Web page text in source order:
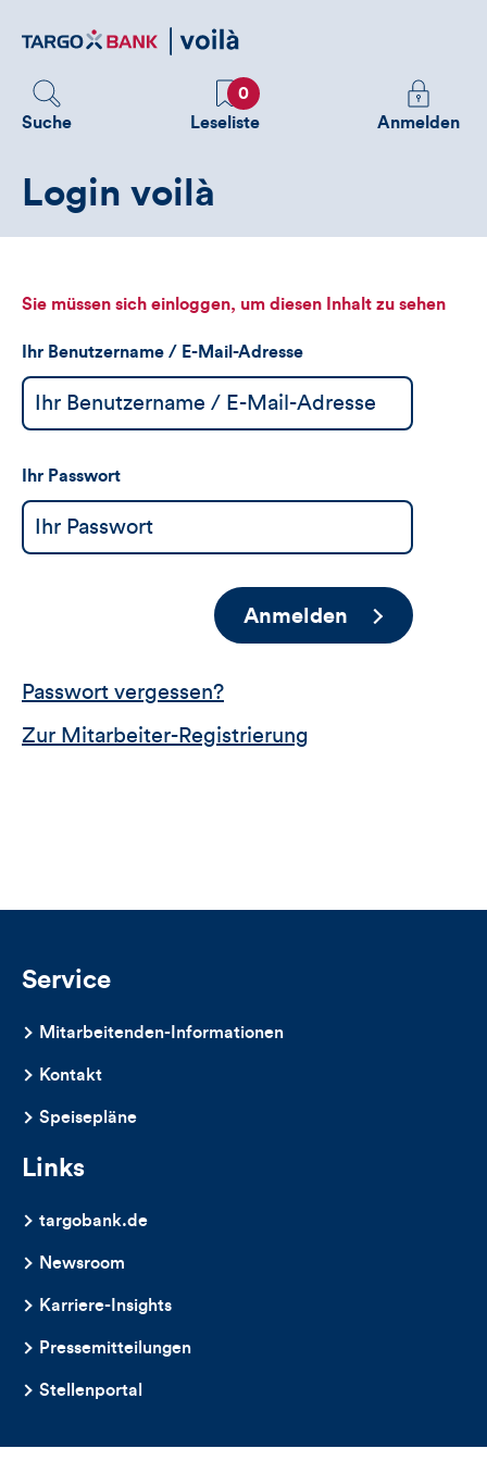
zum
Suche
Favoriten
0
Leseliste
Melden
Sie
sehen
Anmelden
Login voilà
Sie müssen sich einloggen, um diesen Inhalt zu sehen
Ihr Benutzername / E-Mail-Adresse
Ihr Passwort
Anmelden
Passwort vergessen?
Zur Mitarbeiter-Registrierung
Service
Mitarbeitenden-Informationen
Kontakt
Speisepläne
Links
targobank.de
Newsroom
Karriere-Insights
Pressemitteilungen
Stellenportal